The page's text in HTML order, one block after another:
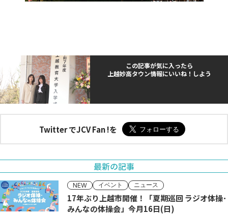
この記事が気に入ったら
上越妙高タウン情報にいいね！しよう
Twitter でJCV Fan !を
最新の記事
NEW イベント ニュース
17年ぶり上越市開催！「夏期巡回 ラジオ体操･
みんなの体操会」今月16日(日)